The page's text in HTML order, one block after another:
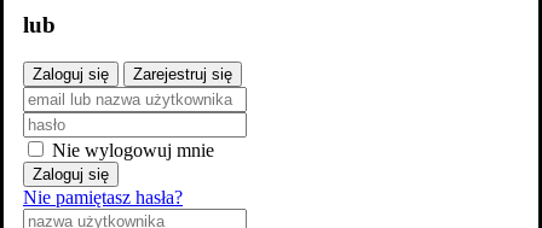
Zdjęcia
lub
Zaloguj się Zarejestruj się
Nie wylogowuj mnie
Zaloguj się
Nie pamiętasz hasła?